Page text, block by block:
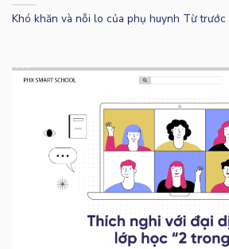
Khó khăn và nỗi lo của phụ huynh Từ trước